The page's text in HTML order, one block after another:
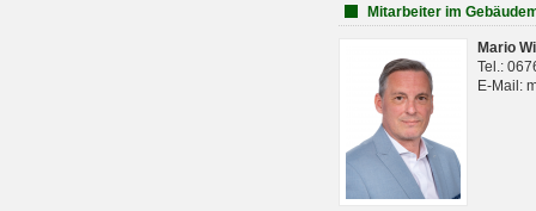
Mitarbeiter im
Mario
Tel.:
E-Mail: